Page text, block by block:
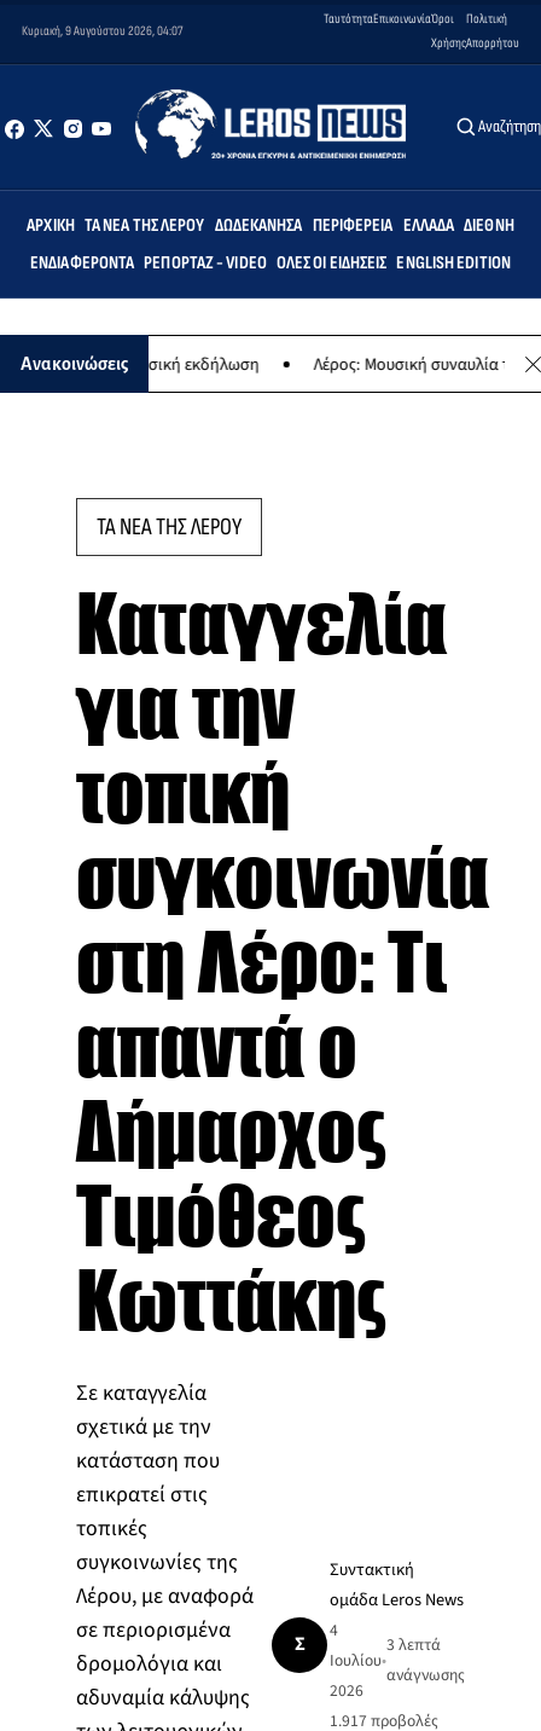
Κυριακή, 9 Αυγούστου 2026, 04:07
ΤαυτότηταΕπικοινωνίαΌροι
Χρήσης
Πολιτική
Απορρήτου
Αναζήτηση
ΑΡΧΙΚΉ ΤΑ ΝΈΑ ΤΗΣ ΛΈΡΟΥ ΔΩΔΕΚΆΝΗΣΑ ΠΕΡΙΦΈΡΕΙΑ ΕΛΛΆΔΑ ΔΙΕΘΝΉ
ΕΝΔΙΑΦΈΡΟΝΤΑ ΡΕΠΟΡΤΆΖ - VIDEO ΌΛΕΣ ΟΙ ΕΙΔΉΣΕΙΣ ENGLISH EDITION
Ανακοινώσεις
- Μουσική εκδήλωση Λέρος: Μουσική συναυλία των
ΤΑ ΝΕΑ ΤΗΣ ΛΕΡΟΥ
Καταγγελία
για την
τοπική
συγκοινωνία
στη Λέρο: Τι
απαντά ο
Δήμαρχος
Τιμόθεος
Κωττάκης
Σε καταγγελία
σχετικά με την
κατάσταση που
επικρατεί στις
τοπικές
συγκοινωνίες της
Λέρου, με αναφορά
σε περιορισμένα
δρομολόγια και
αδυναμία κάλυψης
Σ
Συντακτική
ομάδα Leros News
4
Ιουλίου
2026
•
3 λεπτά
ανάγνωσης
1.917 προβολές